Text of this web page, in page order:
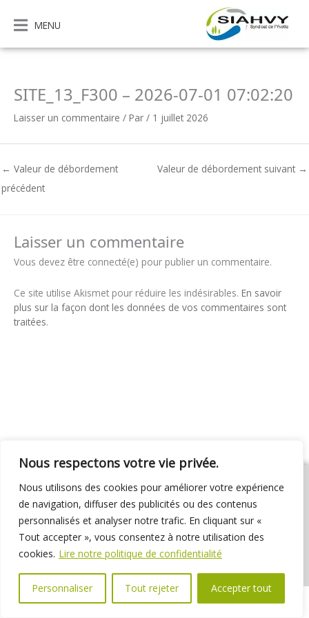
Nous respectons votre vie privée.
Nous utilisons des cookies pour améliorer votre expérience
de navigation, diffuser des publicités ou des contenus
personnalisés et analyser notre trafic. En cliquant sur «
Tout accepter », vous consentez à notre utilisation des
cookies. Lire notre politique de confidentialité
Personnaliser Tout rejeter Accepter tout
contenu
MENU
SITE_13_F300 – 2026-07-01 07:02:20
Laisser un commentaire / Par / 1 juillet 2026
← Valeur de débordement
précédent
Valeur de débordement suivant →
Laisser un commentaire
Vous devez être connecté(e) pour publier un commentaire.
Ce site utilise Akismet pour réduire les indésirables. En savoir
plus sur la façon dont les données de vos commentaires sont
traitées.
01 69 31 72 10 01 69 31 37 31
Nous contacter
Espace élus
Marchés publics Délibérations